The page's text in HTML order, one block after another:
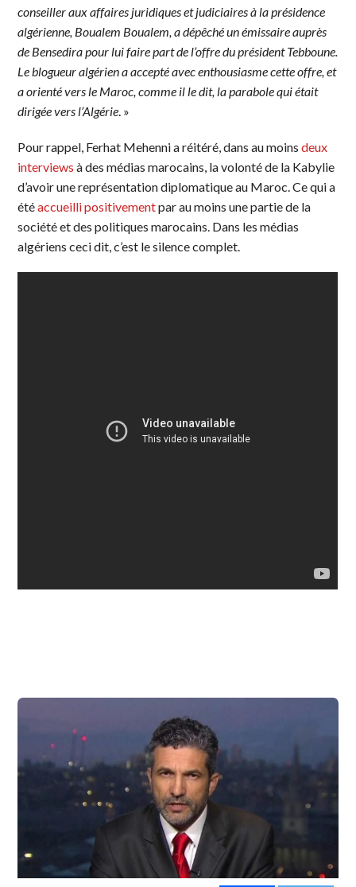
conseiller aux affaires juridiques et judiciaires à la présidence
algérienne, Boualem Boualem, a dépêché un émissaire auprès
de Bensedira pour lui faire part de l’offre du président Tebboune.
Le blogueur algérien a accepté avec enthousiasme cette offre, et
a orienté vers le Maroc, comme il le dit, la parabole qui était
dirigée vers l’Algérie. »
Pour rappel, Ferhat Mehenni a réitéré, dans au moinsdeux
interviews à des médias marocains, la volonté de la Kabylie
d’avoir une représentation diplomatique au Maroc. Ce qui a
étéaccueilli positivementpar au moins une partie de la
société et des politiques marocains. Dans les médias
algériens ceci dit, c’est le silence complet.